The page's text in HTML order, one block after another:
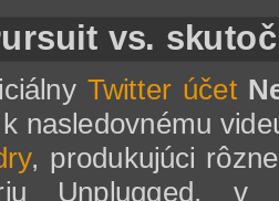
vs.
Twitter účet
nasledovnému
, produkujúci
Unplugged,